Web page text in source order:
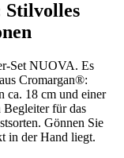
Stilvolles
Set NUOVA. Es
Cromargan®:
ca. 18 cm und einer
Begleiter für das
Gönnen Sie
in der Hand liegt.